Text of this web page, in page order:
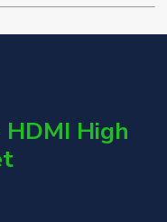
HDMI High